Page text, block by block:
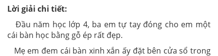
Lời giải chi tiết:
Đầu năm học lớp 4, ba em tự tay đóng cho em một
cái bàn học bằng gỗ ép rất đẹp.
Mẹ em đem cái bàn xinh xắn ấy đặt bên cửa sổ trong